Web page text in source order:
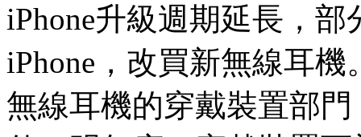
iPhone升級週期延長，
iPhone，改買新無線耳
無線耳機的穿戴裝置部